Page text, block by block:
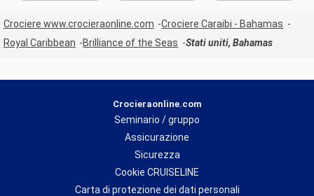
Crociere www.crocieraonline.com
Crociere Caraibi - Bahamas
Royal Caribbean
Brilliance of the Seas Stati uniti, Bahamas
Crocieraonline.com
Seminario / gruppo
Assicurazione
Sicurezza
Cookie CRUISELINE
Carta di protezione dei dati personali